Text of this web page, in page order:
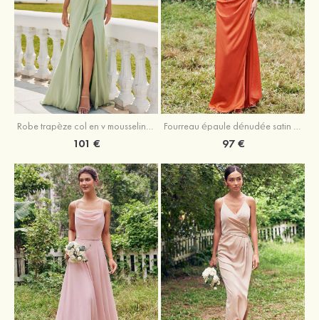
Robe trapèze col en v mousseline ras du sol robe de demoiselle d'honneur
101 €
Fourreau épaule dénudée satin extensible ras du sol robe de demoiselle d'honneur
97 €